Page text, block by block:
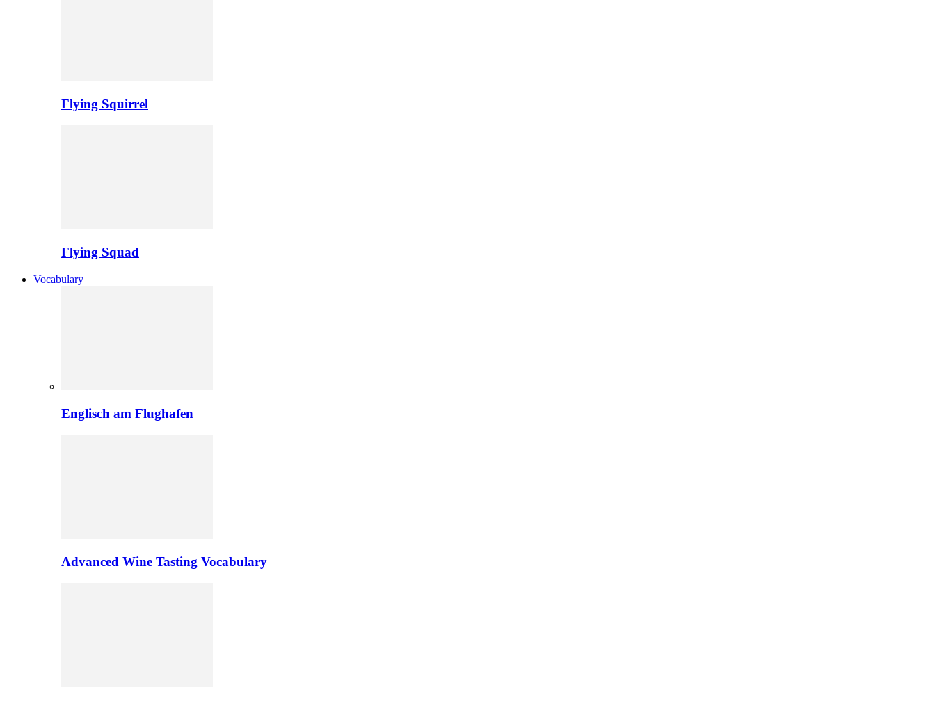
Flying Squirrel
Flying Squad
Vocabulary
Englisch am Flughafen
Advanced Wine Tasting Vocabulary